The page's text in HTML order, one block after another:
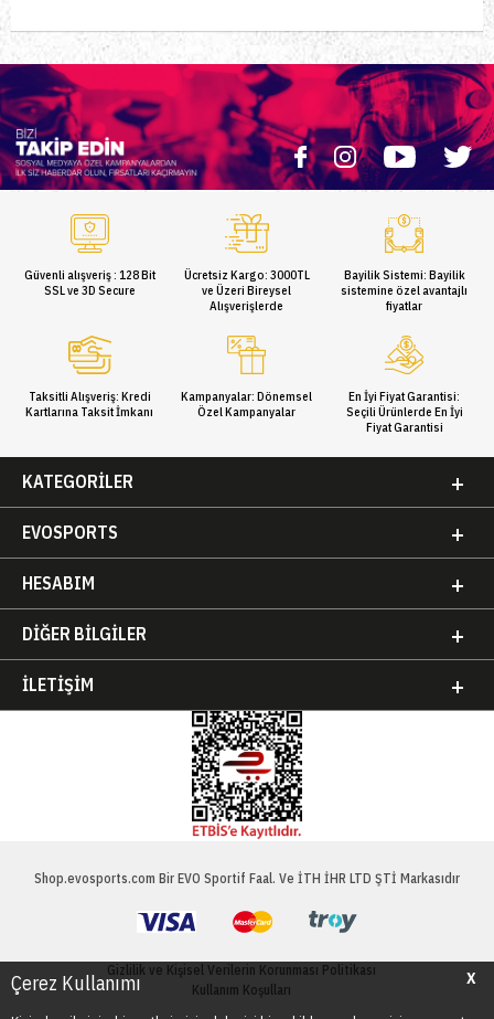
X
Çerez Kullanımı
Güvenli alışveriş : 128 Bit
SSL ve 3D Secure
Ücretsiz Kargo: 3000TL
ve Üzeri Bireysel
Alışverişlerde
Bayilik Sistemi: Bayilik
sistemine özel avantajlı
fiyatlar
Taksitli Alışveriş: Kredi
Kartlarına Taksit İmkanı
Kampanyalar: Dönemsel
Özel Kampanyalar
En İyi Fiyat Garantisi:
Seçili Ürünlerde En İyi
Fiyat Garantisi
KATEGORILER
EVOSPORTS
HESABIM
DIĞER BILGILER
İLETIŞIM
Shop.evosports.com Bir EVO Sportif Faal. Ve İTH İHR LTD ŞTİ Markasıdır
Gizlilik ve Kişisel Verilerin Korunması Politikası
Kullanım Koşulları